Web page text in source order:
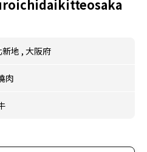
地 , 大阪府
肉